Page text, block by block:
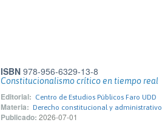
ISBN 978-956-6329-13-8
Constitucionalismo crítico en tiempo real
Editorial: Centro de Estudios Públicos Faro UDD
Materia: Derecho constitucional y administrativo
Publicado: 2026-07-01